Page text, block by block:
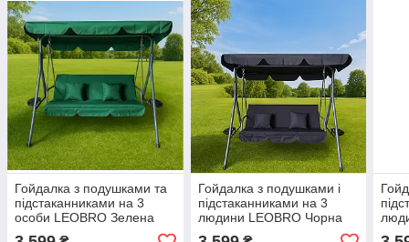
Гойдалка з подушками та
підстаканниками на 3
особи LEOBRO Зелена
Гойдалка з подушками і
підстаканниками на 3
людини LEOBRO Чорна